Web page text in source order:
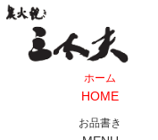
ホーム
HOME
お品書き